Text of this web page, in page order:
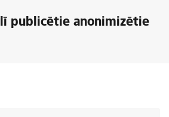
publicētie anonimizētie